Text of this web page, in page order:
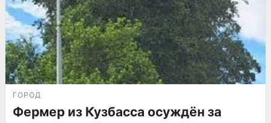
ГОРОД
Фермер из Кузбасса осуждён за